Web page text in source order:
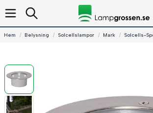
Hem Belysning Solcellslampor Mark Solcells-